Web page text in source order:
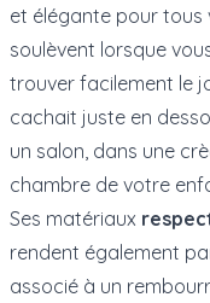
et élégante pour tous
soulèvent lorsque
trouver facilement le
cachait juste en
un salon, dans une
chambre de votre
Ses matériaux
rendent également
associé à un